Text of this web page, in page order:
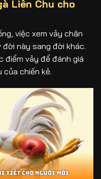
Liên Chu cho
việc xem vảy chân
này sang đời khác.
điểm vảy để đánh giá
của chiến kê.